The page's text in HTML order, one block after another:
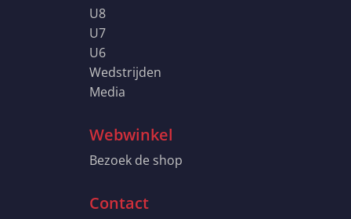
U8
U7
U6
Wedstrijden
Media
Webwinkel
Bezoek de shop
Contact